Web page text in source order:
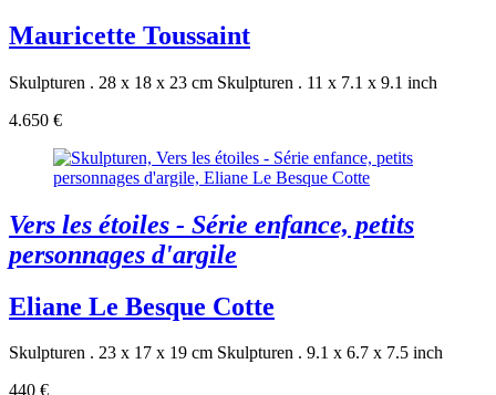
Mauricette Toussaint
Skulpturen . 28 x 18 x 23 cm Skulpturen . 11 x 7.1 x 9.1 inch
4.650 €
Vers les étoiles - Série enfance, petits
personnages d'argile
Eliane Le Besque Cotte
Skulpturen . 23 x 17 x 19 cm Skulpturen . 9.1 x 6.7 x 7.5 inch
440 €